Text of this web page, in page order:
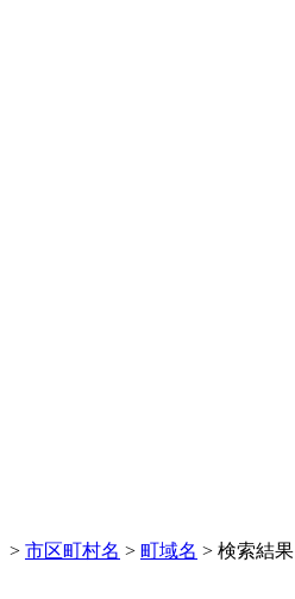
> 市区町村名 > 町域名 > 検索結果